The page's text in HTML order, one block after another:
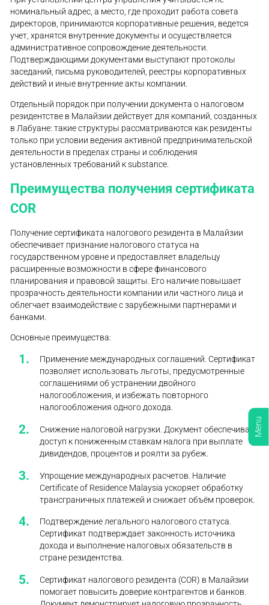
номинальный адрес, а место, где проходит работа совета
директоров, принимаются корпоративные решения, ведется
учет, хранятся внутренние документы и осуществляется
административное сопровождение деятельности.
Подтверждающими документами выступают протоколы
заседаний, письма руководителей, реестры корпоративных
действий и иные внутренние акты компании.
Отдельный порядок при получении документа о налоговом
резидентстве в Малайзии действует для компаний, созданных
в Лабуане: такие структуры рассматриваются как резиденты
только при условии ведения активной предпринимательской
деятельности в пределах страны и соблюдения
установленных требований к substance.
Преимущества получения сертификата
COR
Получение сертификата налогового резидента в Малайзии
обеспечивает признание налогового статуса на
государственном уровне и предоставляет владельцу
расширенные возможности в сфере финансового
планирования и правовой защиты. Его наличие повышает
прозрачность деятельности компании или частного лица и
облегчает взаимодействие с зарубежными партнерами и
банками.
Основные преимущества:
Применение международных соглашений. Сертификат
позволяет использовать льготы, предусмотренные
соглашениями об устранении двойного
налогообложения, и избежать повторного
налогообложения одного дохода.
Снижение налоговой нагрузки. Документ обеспечивает
доступ к пониженным ставкам налога при выплате
дивидендов, процентов и роялти за рубеж.
Упрощение международных расчетов. Наличие
Certificate of Residence Malaysia ускоряет обработку
трансграничных платежей и снижает объём проверок.
Подтверждение легального налогового статуса.
Сертификат подтверждает законность источника
дохода и выполнение налоговых обязательств в
стране резидентства.
Сертификат налогового резидента (COR) в Малайзии
помогает повысить доверие контрагентов и банков.
Menu